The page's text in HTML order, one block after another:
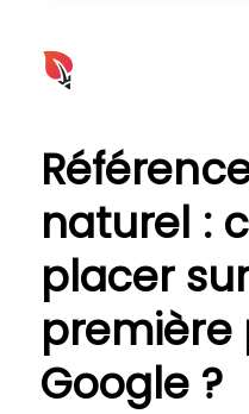
naturel :
placer
première
Google ?